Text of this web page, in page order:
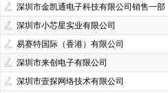
深圳市金凯通电子科技有限公司销售一部
深圳市小芯星实业有限公司
易赛特国际（香港）有限公司
深圳市来创电子有限公司
深圳市壹探网络技术有限公司